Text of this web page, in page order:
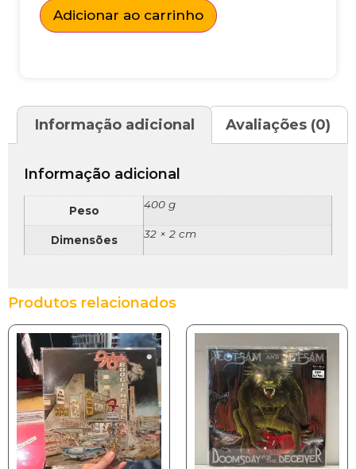
Adicionar ao carrinho
Informação adicional Avaliações (0)
Informação adicional
Peso 400 g
Dimensões 32 × 2 cm
Produtos relacionados